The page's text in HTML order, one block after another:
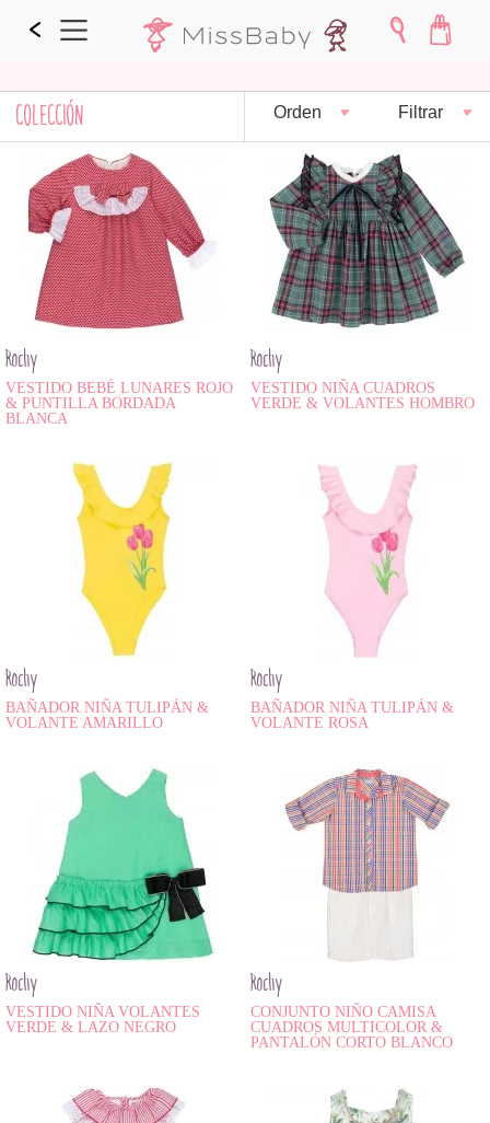
COLECCIÓN Orden Filtrar
Rochy
VESTIDO BEBÉ LUNARES ROJO
& PUNTILLA BORDADA
BLANCA
Rochy
VESTIDO NIÑA CUADROS
VERDE & VOLANTES HOMBRO
Rochy
BAÑADOR NIÑA TULIPÁN &
VOLANTE AMARILLO
Rochy
BAÑADOR NIÑA TULIPÁN &
VOLANTE ROSA
Rochy
VESTIDO NIÑA VOLANTES
VERDE & LAZO NEGRO
Rochy
CONJUNTO NIÑO CAMISA
CUADROS MULTICOLOR &
PANTALÓN CORTO BLANCO